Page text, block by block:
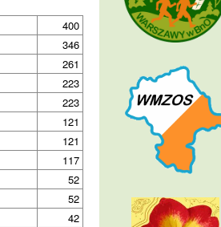
400
346
261
223
223
121
121
117
52
52
42